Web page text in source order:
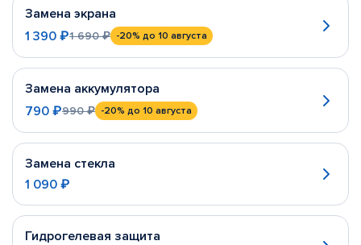
Замена экрана
1 390 ₽1 690 ₽ -20% до 10 августа
Замена аккумулятора
790 ₽990 ₽ -20% до 10 августа
Замена стекла
1 090 ₽
Гидрогелевая защита